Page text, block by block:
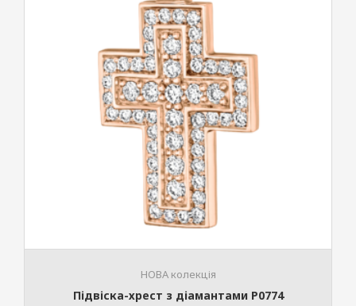
НОВА колекція
Підвіска-хрест з діамантами P0774